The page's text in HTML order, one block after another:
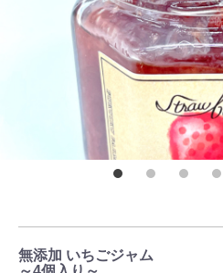
無添加 いちごジャム